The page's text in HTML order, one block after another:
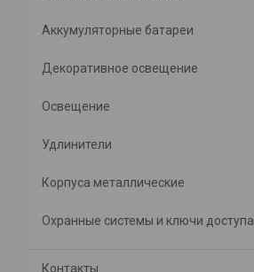
Аккумуляторные батареи
Декоративное освещение
Освещение
Удлинители
Корпуса металлические
Охранные системы и ключи доступа
Контакты